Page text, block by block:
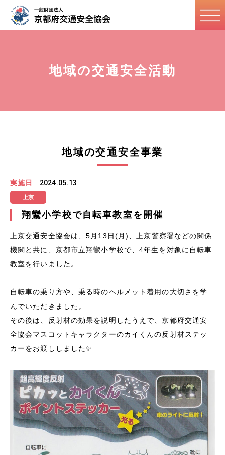
地域の交通安全活動
地域の交通安全事業
実施日 2024.05.13
上京
翔鸞小学校で自転車教室を開催
上京交通安全協会は、5 月13 日(月)
、上京警察署などの関係
機関と共に、京都市立翔鸞小学校で、4年生を対象に自転車
教室を行いました。
自転車の乗り方や、乗る時のヘルメット着用の大切さを学
んでいただきました。
その後は、反射材の効果を説明したうえで、京都府交通安
全協会マスコットキャラクターのカイくんの反射材ステッ
カーをお渡ししました✨